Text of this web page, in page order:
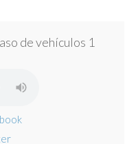
de vehículos 1